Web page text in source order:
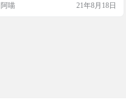
阿喵 21年8月18日